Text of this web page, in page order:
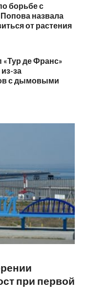
борьбе с
назвала
от растения
«Тур де Франс»
за
с дымовыми
при первой